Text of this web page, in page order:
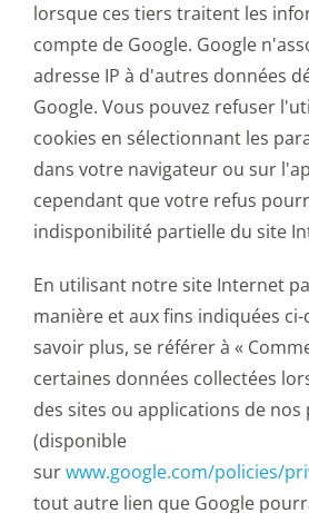
lorsque ces tiers traitent les
compte de Google. Google
adresse IP à d'autres données
Google. Vous pouvez refuser
cookies en sélectionnant les
dans votre navigateur ou sur
cependant que votre refus
indisponibilité partielle du site
En utilisant notre site Internet
manière et aux fins indiquées
savoir plus, se référer à «
certaines données collectées
des sites ou applications de nos
(disponible
surwww.google.com/policies/
tout autre lien que Google